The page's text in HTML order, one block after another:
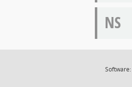
NS
Software: